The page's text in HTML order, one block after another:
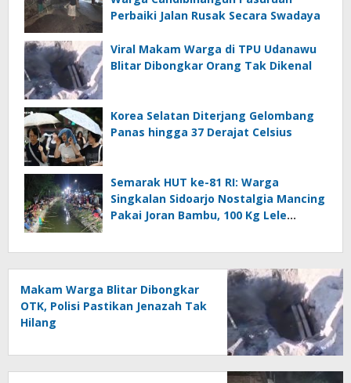
Perbaiki Jalan Rusak Secara Swadaya
Viral Makam Warga di TPU Udanawu
Blitar Dibongkar Orang Tak Dikenal
Korea Selatan Diterjang Gelombang
Panas hingga 37 Derajat Celsius
Semarak HUT ke-81 RI: Warga
Singkalan Sidoarjo Nostalgia Mancing
Pakai Joran Bambu, 100 Kg Lele
Makam Warga Blitar Dibongkar
OTK, Polisi Pastikan Jenazah Tak
Hilang